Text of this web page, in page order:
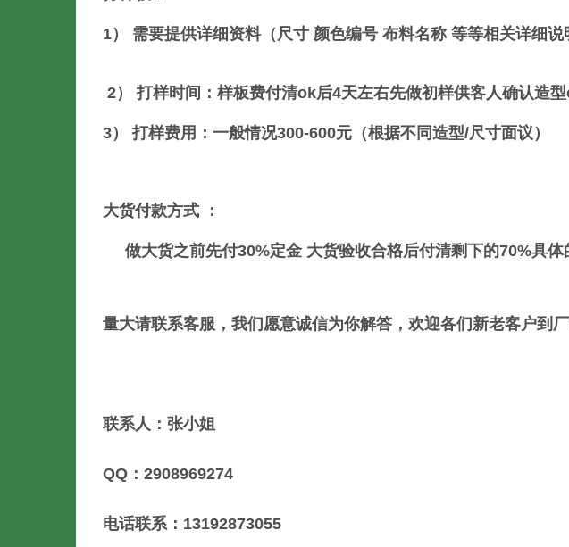
1） 需要提供详细资料（尺寸 颜色编号 布料名称 等等相关详细说
2） 打样时间：样板费付清ok后4天左右先做初样供客人确认造
3） 打样费用：一般情况300-600元（根据不同造型/尺寸面议）
大货付款方式 ：
做大货之前先付30%定金 大货验收合格后付清剩下的70%具体
量大请联系客服，我们愿意诚信为你解答，欢迎各们新老客户到厂
联系人：张小姐
QQ：2908969274
电话联系：13192873055